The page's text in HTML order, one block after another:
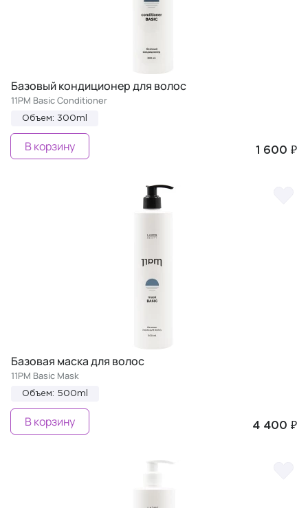
Базовый кондиционер для волос
11PM Basic Conditioner
Объем: 300ml
1 600 ₽
В корзину
Базовая маска для волос
11PM Basic Mask
Объем: 500ml
4 400 ₽
В корзину